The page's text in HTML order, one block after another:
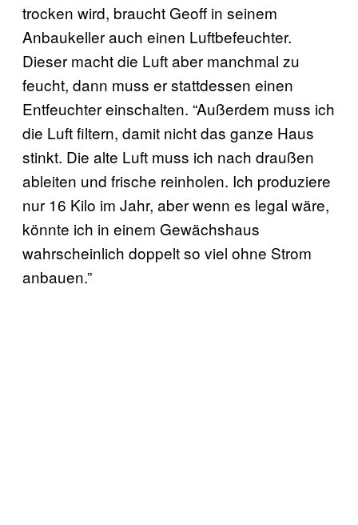
trocken wird, braucht Geoff in seinem
Anbaukeller auch einen Luftbefeuchter.
Dieser macht die Luft aber manchmal zu
feucht, dann muss er stattdessen einen
Entfeuchter einschalten. “Außerdem muss ich
die Luft filtern, damit nicht das ganze Haus
stinkt. Die alte Luft muss ich nach draußen
ableiten und frische reinholen. Ich produziere
nur 16 Kilo im Jahr, aber wenn es legal wäre,
könnte ich in einem Gewächshaus
wahrscheinlich doppelt so viel ohne Strom
anbauen.”